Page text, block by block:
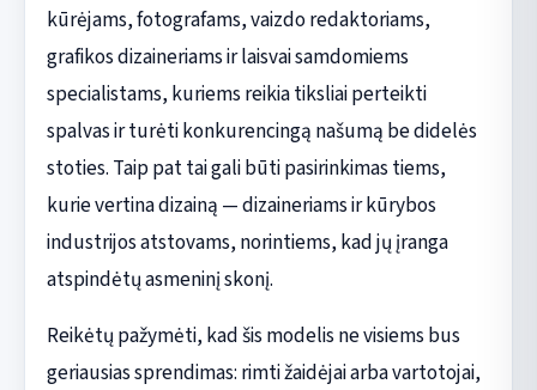
kūrėjams, fotografams, vaizdo redaktoriams,
grafikos dizaineriams ir laisvai samdomiems
specialistams, kuriems reikia tiksliai perteikti
spalvas ir turėti konkurencingą našumą be didelės
stoties. Taip pat tai gali būti pasirinkimas tiems,
kurie vertina dizainą — dizaineriams ir kūrybos
industrijos atstovams, norintiems, kad jų įranga
atspindėtų asmeninį skonį.
Reikėtų pažymėti, kad šis modelis ne visiems bus
geriausias sprendimas: rimti žaidėjai arba vartotojai,